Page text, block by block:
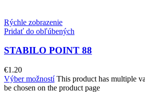
Rýchle zobrazenie
Pridať do obľúbených
STABILO POINT 88
€1.20
Výber možností This product has multiple
be chosen on the product page